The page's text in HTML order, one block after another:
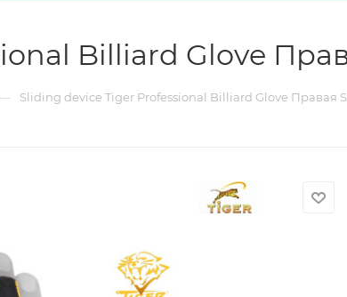
Billiard Glove
Sliding device Tiger Professional Billiard Glove Правая